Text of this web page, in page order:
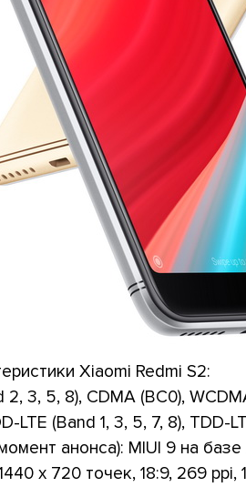
Xiaomi Redmi S2:
2, 3, 5, 8), CDMA (BC0),
LTE (Band 1, 3, 5, 7, 8), TDD-
анонса): MIUI 9 на
х 720 точек, 18:9, 269 ppi,